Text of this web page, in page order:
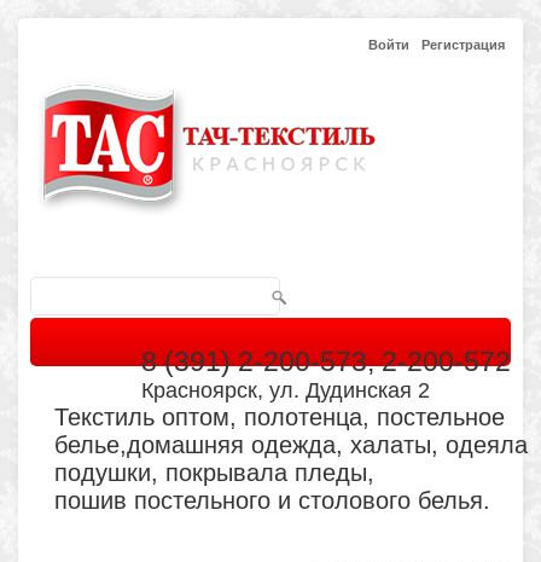
Войти Регистрация
8 (391) 2-200-573, 2-200-572
Красноярск, ул. Дудинская 2
Текстиль оптом, полотенца, постельное
белье,домашняя одежда, халаты, одеяла
подушки, покрывала пледы,
пошив постельного и столового белья.